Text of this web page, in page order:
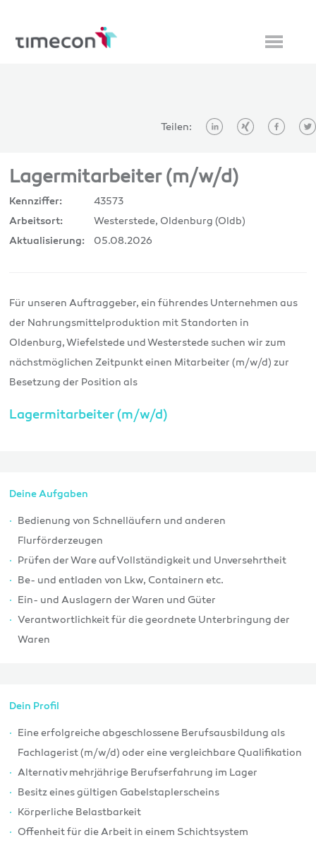
Teilen:
Lagermitarbeiter (m/w/d)
Kennziffer: 43573
Arbeitsort: Westerstede, Oldenburg (Oldb)
Aktualisierung: 05.08.2026
Für unseren Auftraggeber, ein führendes Unternehmen aus
der Nahrungsmittelproduktion mit Standorten in
Oldenburg, Wiefelstede und Westerstede suchen wir zum
nächstmöglichen Zeitpunkt einen Mitarbeiter (m/w/d) zur
Besetzung der Position als
Lagermitarbeiter (m/w/d)
Deine Aufgaben
Bedienung von Schnelläufern und anderen
Flurförderzeugen
Prüfen der Ware auf Vollständigkeit und Unversehrtheit
Be- und entladen von Lkw, Containern etc.
Ein- und Auslagern der Waren und Güter
Verantwortlichkeit für die geordnete Unterbringung der
Waren
Dein Profil
Eine erfolgreiche abgeschlossene Berufsausbildung als
Fachlagerist (m/w/d) oder eine vergleichbare Qualifikation
Alternativ mehrjährige Berufserfahrung im Lager
Besitz eines gültigen Gabelstaplerscheins
Körperliche Belastbarkeit
Offenheit für die Arbeit in einem Schichtsystem